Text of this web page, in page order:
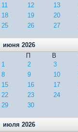
11
12 13
18
19 20
25
26 27
июня 2026
П
В
1
2 3
8
9 10
15
16 17
22
23 24
29
30
июля 2026